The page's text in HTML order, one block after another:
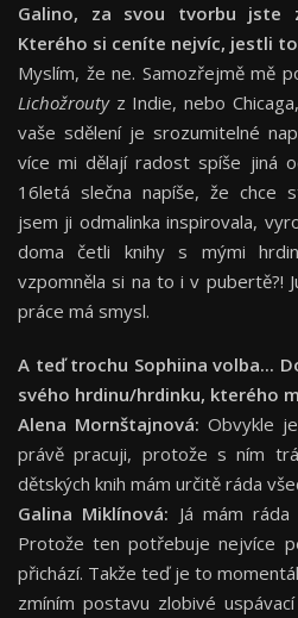
Galino, za svou tvorbu jste
Kterého si ceníte nejvíc, jestli
Myslím, že ne. Samozřejmě mě
Lichožroutyz Indie, nebo
vaše sdělení je srozumitelné
více mi dělají radost spíše jiná
16letá slečna napíše, že chce
jsem ji odmalinka inspirovala,
doma četli knihy s mými
vzpomněla si na to i v pubertě?!
práce má smysl.
A teď trochu Sophiina volba...
svého hrdinu/hrdinku, kterého
Alena Mornštajnová: Obvykle
právě pracuji, protože s ním
dětských knih mám určitě ráda
Galina Miklínová: Já mám
Protože ten potřebuje nejvíce
přichází. Takže teď je to
zmíním postavu zlobivé